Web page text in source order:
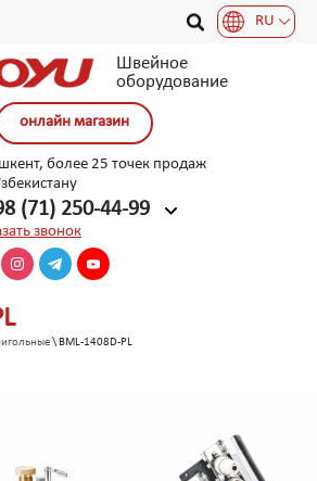
RU
Швейное
оборудование
онлайн магазин
более 25 точек продаж
(71) 250-44-99
звонок
\ BML-1408D-PL